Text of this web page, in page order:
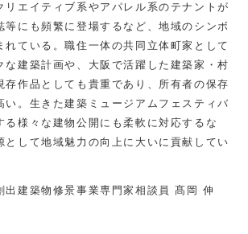
リエイティブ系やアパレル系のテナントが
等にも頻繁に登場するなど、地域のシンボ
れている。職住一体の共同立体町家として
な建築計画や、大阪で活躍した建築家・村
存作品としても貴重であり、所有者の保存
い。生きた建築ミュージアムフェスティバ
る様々な建物公開にも柔軟に対応するな
として地域魅力の向上に大いに貢献してい
出建築物修景事業専門家相談員 髙岡 伸